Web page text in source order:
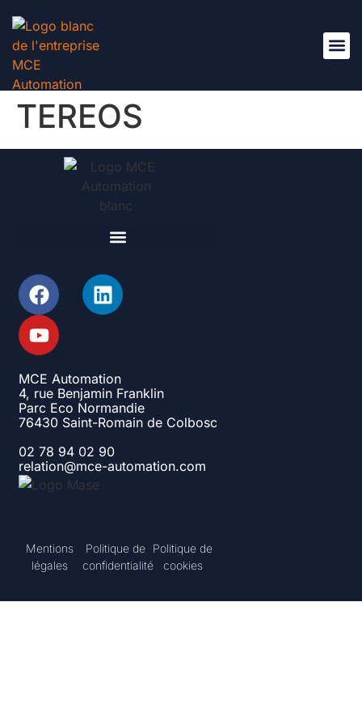
TEREOS
MCE Automation
4, rue Benjamin Franklin
Parc Eco Normandie
76430 Saint-Romain de Colbosc
02 78 94 02 90
relation@mce-automation.com
Mentions
légales
Politique de
confidentialité
Politique de
cookies